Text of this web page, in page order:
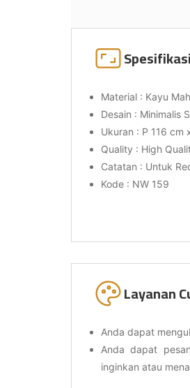
Spesifikasi
Material : Kayu
Desain : Minimalis
Ukuran : P 116 cm
Quality : High
Catatan : Untuk
Kode : NW 159
Layanan
Anda dapat
Anda dapat
inginkan atau